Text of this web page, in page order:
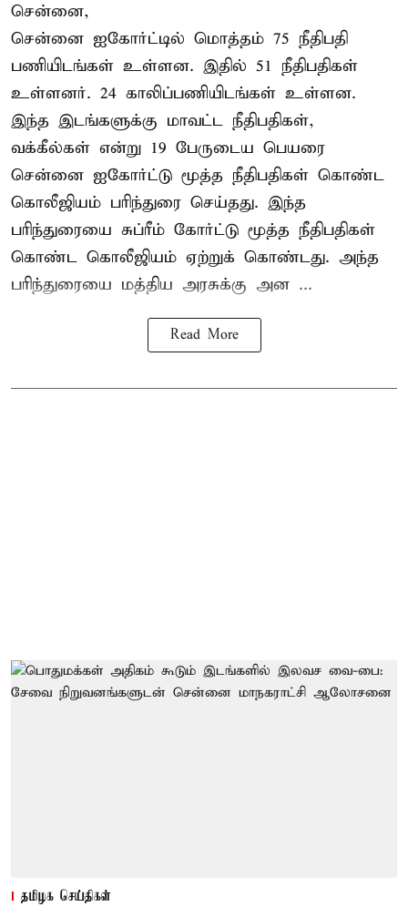
சென்னை,
சென்னை ஐகோர்ட்டில் மொத்தம் 75 நீதிபதி
பணியிடங்கள் உள்ளன. இதில் 51 நீதிபதிகள்
உள்ளனர். 24 காலிப்பணியிடங்கள் உள்ளன.
இந்த இடங்களுக்கு மாவட்ட நீதிபதிகள்,
வக்கீல்கள் என்று 19 பேருடைய பெயரை
சென்னை ஐகோர்ட்டு மூத்த நீதிபதிகள் கொண்ட
கொலீஜியம் பரிந்துரை செய்தது. இந்த
பரிந்துரையை சுப்ரீம் கோர்ட்டு மூத்த நீதிபதிகள்
கொண்ட கொலீஜியம் ஏற்றுக் கொண்டது. அந்த
பரிந்துரையை மத்திய அரசுக்கு அன ...
Read More
தமிழக செய்திகள்